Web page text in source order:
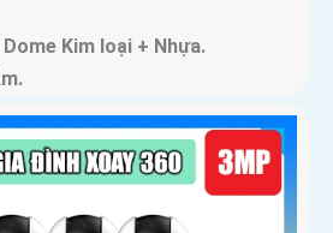
Dome Kim loại + Nhựa.